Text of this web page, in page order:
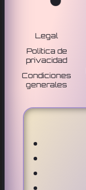
Legal
Política de
privacidad
Condiciones
generales